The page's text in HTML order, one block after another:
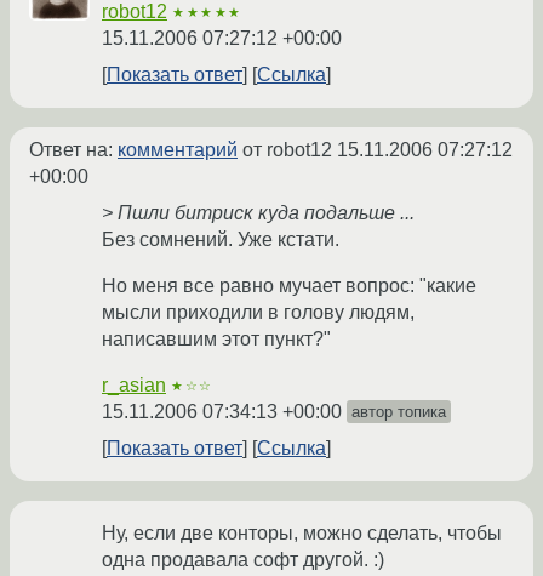
robot12 ★★★★★
15.11.2006 07:27:12 +00:00
Показать ответ
Ссылка
Ответ на: комментарий от robot12 15.11.2006 07:27:12
+00:00
> Пшли битриск куда подальше ...
Без сомнений. Уже кстати.
Но меня все равно мучает вопрос: "какие
мысли приходили в голову людям,
написавшим этот пункт?"
r_asian ★☆☆
15.11.2006 07:34:13 +00:00 автор топика
Показать ответ Ссылка
Ну, если две конторы, можно сделать, чтобы
одна продавала софт другой. :)